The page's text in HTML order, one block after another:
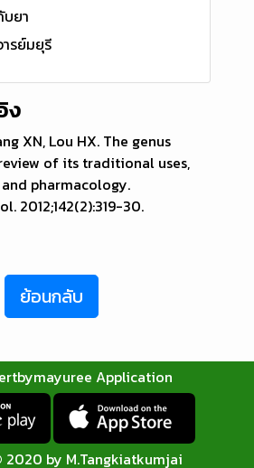
ยา
รย์มยุรี
ง
XN, Lou HX. The genus
of its traditional uses,
pharmacology.
2012;142(2):319-30.
ย้อนกลับ
Application
by M.Tangkiatkumjai